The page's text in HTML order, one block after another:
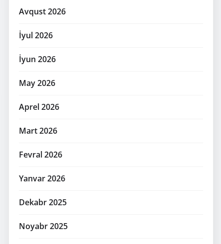
Avqust 2026
İyul 2026
İyun 2026
May 2026
Aprel 2026
Mart 2026
Fevral 2026
Yanvar 2026
Dekabr 2025
Noyabr 2025